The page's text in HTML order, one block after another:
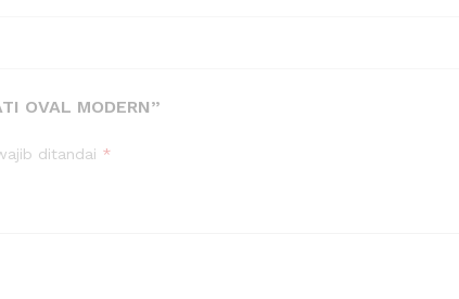
OVAL MODERN”
ditandai *